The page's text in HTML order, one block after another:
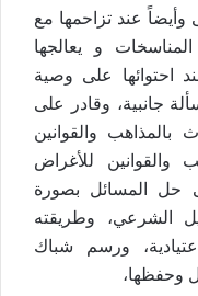
وأيضاً عند تزاحمها مع
و يعالجها
احتوائها على وصية
جانبية، وقادر على
بالمذاهب والقوانين
والقوانين للأغراض
حل المسائل بصورة
الشرعي، وطريقته
ورسم شباك
وحفظها،